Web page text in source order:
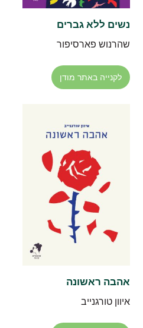
נשים ללא גברים
שהרנוש פארסיפור
לקנייה באתר מודן
אהבה ראשונה
איוון טורגנייב